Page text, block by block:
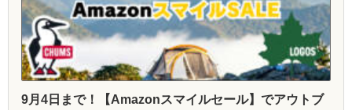
9月4日まで！【Amazonスマイルセール】でアウトブ